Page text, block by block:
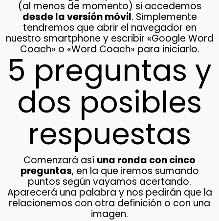
(al menos de momento) si accedemos
desde la versión móvil. Simplemente
tendremos que abrir el navegador en
nuestro smartphone y escribir «Google Word
Coach» o «Word Coach» para iniciarlo.
5 preguntas y
dos posibles
respuestas
Comenzará así una ronda con cinco
preguntas, en la que iremos sumando
puntos según vayamos acertando.
Aparecerá una palabra y nos pedirán que la
relacionemos con otra definición o con una
imagen.